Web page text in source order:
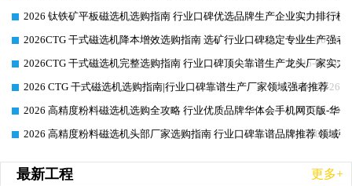
2026-06-26
2026 钛铁矿平板磁选机选购指南 行业口碑优选品牌生产企业实力排行榜
2026-06-26
2026CTG 干式磁选机降本增效选购指南 选矿行业口碑稳定专业生产强者
2026-06-26
2026CTG 干式磁选机完整选购指南 行业口碑顶尖靠谱生产龙头厂家实力
2026-06-26
2026 CTG 干式磁选机选购指南|行业口碑靠谱生产厂家领域强者推荐
2026-06-26
2026 高精度粉料磁选机选购全攻略 行业优质品牌华体会手机网页版-华
2026-06-26
2026 高精度粉料磁选机头部厂家选购指南 行业口碑靠谱品牌推荐 领域
最新工程 更多+